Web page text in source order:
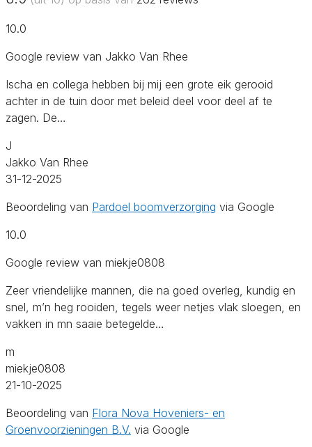
10.0
Google review van Jakko Van Rhee
Ischa en collega hebben bij mij een grote eik gerooid
achter in de tuin door met beleid deel voor deel af te
zagen. De…
J
Jakko Van Rhee
31-12-2025
Beoordeling van Pardoel boomverzorging via Google
10.0
Google review van miekje0808
Zeer vriendelijke mannen, die na goed overleg, kundig en
snel, m’n heg rooiden, tegels weer netjes vlak sloegen, en
vakken in mn saaie betegelde…
m
miekje0808
21-10-2025
Beoordeling van Flora Nova Hoveniers- en
Groenvoorzieningen B.V. via Google